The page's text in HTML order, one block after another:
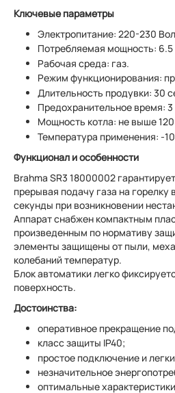
Ключевые параметры
Электропитание: 220-230
Потребляемая мощность: 6.5
Рабочая среда: газ.
Режим функционирования:
Длительность продувки: 30
Предохранительное время: 3
Мощность котла: не выше 120
Температура применения: -
Функционал и особенности
Brahma SR3 18000002
прерывая подачу газа на горелку
секунды при возникновении
Аппарат снабжен компактным
произведенным по нормативу
элементы защищены от пыли,
колебаний температур.
Блок автоматики легко
поверхность.
Достоинства:
оперативное прекращение
класс защиты IP40;
простое подключение и
незначительное
оптимальные